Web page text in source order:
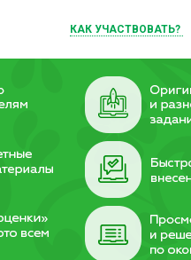
КАК УЧАСТВОВАТЬ?